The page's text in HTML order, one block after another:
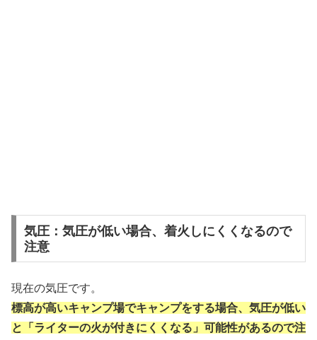
気圧：気圧が低い場合、着火しにくくなるので
注意
現在の気圧です。
標高が高いキャンプ場でキャンプをする場合、気圧が低い
と「ライターの火が付きにくくなる」可能性があるので注